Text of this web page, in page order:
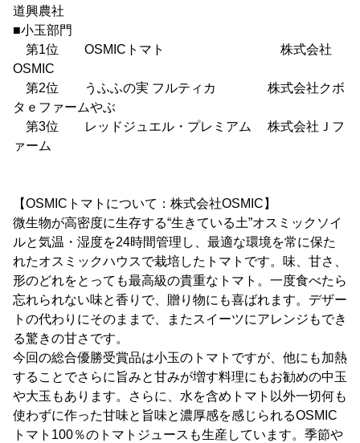
道興農社
■小玉部門
第1位 OSMICトマト 株式会社
OSMIC
第2位 うふふの実 フルティカ 株式会社クボ
タｅファームやぶ
第3位 レッドジュエル・プレミアム 株式会社Ｊフ
ァーム
【OSMICトマトについて：株式会社OSMIC】
微生物が高密度に生存する“生きている土”オスミックソイ
ルと気温・湿度を24時間管理し、最適な環境を常に保た
れたオスミックハウスで栽培したトマトです。味、甘さ、
形のどれをとっても最高級の貴重なトマト。一度食べたら
忘れられない味と香りで、贈り物にも喜ばれます。デザー
トの代わりにそのままで、またスイーツにアレンジもでき
る驚きの甘さです。
今回の総合優勝受賞品は小玉のトマトですが、他にも加熱
することでさらに旨みと甘みが増す料理にもお勧めの中玉
や大玉もあります。さらに、水を含めトマト以外一切何も
使わずに作った甘味と旨味と濃厚感を感じられるOSMIC
トマト100％のトマトジュースも生産しています。季節や